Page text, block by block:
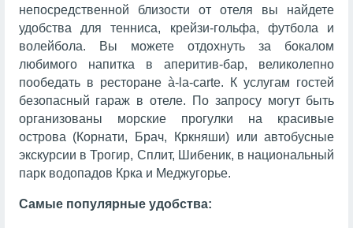
непосредственной близости от отеля вы найдете
удобства для тенниса, крейзи-гольфа, футбола и
волейбола. Вы можете отдохнуть за бокалом
любимого напитка в аперитив-бар, великолепно
пообедать в ресторане à-la-carte. К услугам гостей
безопасный гараж в отеле. По запросу могут быть
организованы морские прогулки на красивые
острова (Корнати, Брач, Кркняши) или автобусные
экскурсии в Трогир, Сплит, Шибеник, в национальный
парк водопадов Крка и Меджугорье.
Самые популярные удобства: